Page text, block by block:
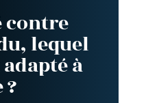
contre
lequel
à